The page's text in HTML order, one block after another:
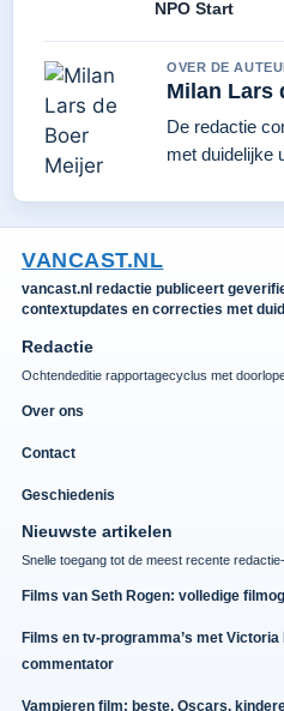
NPO Start
OVER DE
Milan Lars
De redactie
met duidelijke
VANCAST.NL
vancast.nl redactie publiceert
contextupdates en correcties met
Redactie
Ochtendeditie rapportagecyclus met
Over ons
Contact
Geschiedenis
Nieuwste artikelen
Snelle toegang tot de meest recente
Films van Seth Rogen: volledige
Films en tv-programma’s met
commentator
Vampieren film: beste, Oscars,